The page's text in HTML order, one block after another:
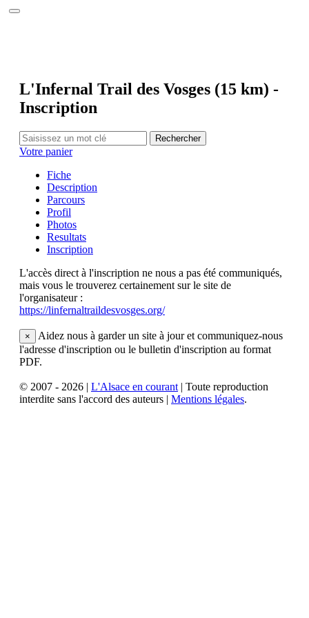
Réalisations
Partenaires
Annuaire
Contact
L'Infernal Trail des Vosges (15 km) -
Inscription
Rechercher
Votre panier
Fiche
Description
Parcours
Profil
Photos
Resultats
Inscription
L'accès direct à l'inscription ne nous a pas été communiqués,
mais vous le trouverez certainement sur le site de
l'organisateur :
https://linfernaltraildesvosges.org/
×
Aidez nous à garder un site à jour et communiquez-nous
l'adresse d'inscription ou le bulletin d'inscription au format
PDF.
© 2007 - 2026 | L'Alsace en courant | Toute reproduction
interdite sans l'accord des auteurs | Mentions légales.